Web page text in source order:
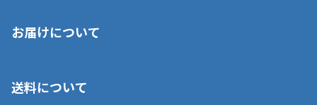
いいただくことはできません。ご了承ください。
■代金引換(代引)※手数料がかかります
お届けについて
ご注文が確認出来次第、1～4営業日に発送いたします。「お取り
送料について